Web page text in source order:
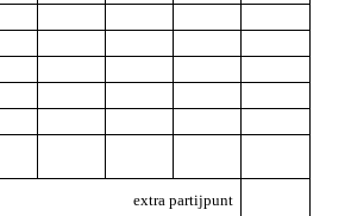
extra partijpunt